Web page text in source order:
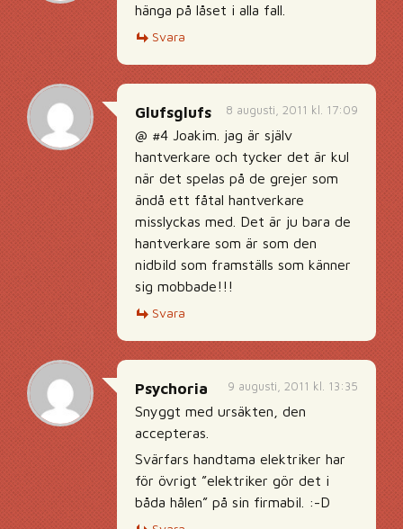
hänga på låset i alla fall.
Svara
8 augusti, 2011 kl. 17:09
Glufsglufs
@ #4 Joakim. jag är själv
hantverkare och tycker det är kul
när det spelas på de grejer som
ändå ett fåtal hantverkare
misslyckas med. Det är ju bara de
hantverkare som är som den
nidbild som framställs som känner
sig mobbade!!!
Svara
9 augusti, 2011 kl. 13:35
Psychoria
Snyggt med ursäkten, den
accepteras.
Svärfars handtama elektriker har
för övrigt ”elektriker gör det i
båda hålen” på sin firmabil. :-D